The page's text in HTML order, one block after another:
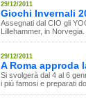
29/12/2011
Giochi Invernali
Assegnati dal CIO gli
Lillehammer, in Norvegia.
29/12/2011
A Roma approda
Si svolgerà dal 4 al 6
i più famosi e preparati